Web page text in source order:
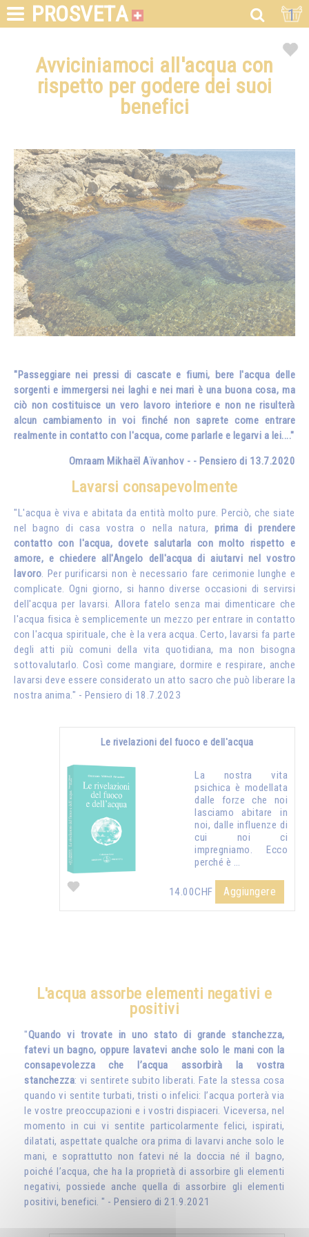
PROSVETA 1
Avviciniamoci all'acqua con
rispetto per godere dei suoi
benefici
"Passeggiare nei pressi di cascate e fiumi, bere l'acqua delle
sorgenti e immergersi nei laghi e nei mari è una buona cosa, ma
ciò non costituisce un vero lavoro interiore e non ne risulterà
alcun cambiamento in voi finché non saprete come entrare
realmente in contatto con l'acqua, come parlarle e legarvi a lei...."
Omraam Mikhaël Aïvanhov - - Pensiero di 13.7.2020
Lavarsi consapevolmente
"L'acqua è viva e abitata da entità molto pure. Perciò, che siate
nel bagno di casa vostra o nella natura,prima di prendere
contatto con l'acqua, dovete salutarla con molto rispetto e
amore, e chiedere all'Angelo dell'acqua di aiutarvi nel vostro
lavoro. Per purificarsi non è necessario fare cerimonie lunghe e
complicate. Ogni giorno, si hanno diverse occasioni di servirsi
dell'acqua per lavarsi. Allora fatelo senza mai dimenticare che
l'acqua fisica è semplicemente un mezzo per entrare in contatto
con l'acqua spirituale, che è la vera acqua. Certo, lavarsi fa parte
degli atti più comuni della vita quotidiana, ma non bisogna
sottovalutarlo. Così come mangiare, dormire e respirare, anche
lavarsi deve essere considerato un atto sacro che può liberare la
nostra anima." - Pensiero di 18.7.2023
Le rivelazioni del fuoco e dell'acqua
La nostra vita
psichica è modellata
dalle forze che noi
lasciamo abitare in
noi, dalle influenze di
cui noi ci
impregniamo. Ecco
perché è …
14.00CHF Aggiungere
L'acqua assorbe elementi negativi e
positivi
"Quando vi trovate in uno stato di grande stanchezza,
fatevi un bagno, oppure lavatevi anche solo le mani con la
consapevolezza che l’acqua assorbirà la vostra
stanchezza: vi sentirete subito liberati. Fate la stessa cosa
quando vi sentite turbati, tristi o infelici: l’acqua porterà via
le vostre preoccupazioni e i vostri dispiaceri. Viceversa, nel
momento in cui vi sentite particolarmente felici, ispirati,
dilatati, aspettate qualche ora prima di lavarvi anche solo le
mani, e soprattutto non fatevi né la doccia né il bagno,
poiché l’acqua, che ha la proprietà di assorbire gli elementi
negativi, possiede anche quella di assorbire gli elementi
positivi, benefici. " - Pensiero di 21.9.2021